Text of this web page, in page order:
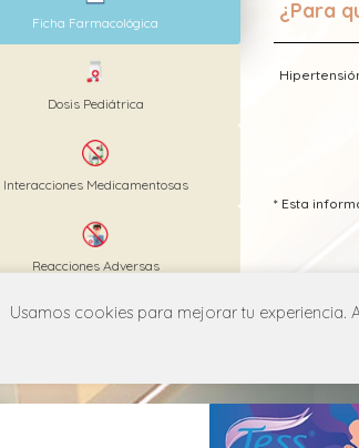
Ficha Farmacológica
Dosis Pediátrica
Interacciones Medicamentosas
Reacciones Adversas
¿Para
* Esta
MANUAL DE USUARIO POLÍTICA DE
Usamos cookies para mejorar tu experiencia.